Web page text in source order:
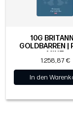
10G
GOLDBARREN |
MINT
1.258,87 €
In den